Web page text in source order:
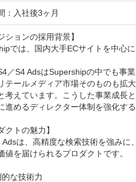
：入社後3ヶ月
ションの採用背景】
では、国内大手ECサイトを中心
／S4 AdsはSupershipの中でも事
テールメディア市場そのものも拡
考えています。こうした事業成長
進めるディレクター体制を強化す
クトの魅力】
Adsは、高精度な検索技術を強み
値を届けられるプロダクトです。
な技術力